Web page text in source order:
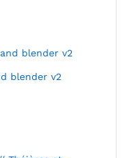
blender v2